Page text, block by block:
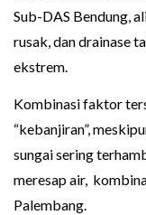
Sub-DAS Bendung,
rusak, dan drainase
ekstrem.
Kombinasi faktor
“kebanjiran”,
sungai sering
meresap air,
Palembang.